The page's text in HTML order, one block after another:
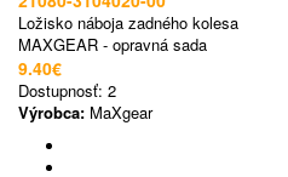
Ložisko náboja zadného kolesa
MAXGEAR - opravná sada
9.40€
Dostupnosť: 2
Výrobca: MaXgear